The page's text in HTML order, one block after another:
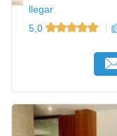
llegar
5,0